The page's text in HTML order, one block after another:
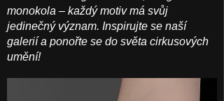
monokola – každý motiv má svůj
jedinečný význam. Inspirujte se naší
galerií a ponořte se do světa cirkusových
umění!